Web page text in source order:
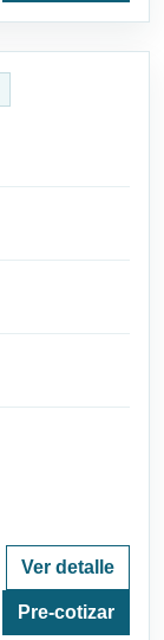
Ver detalle
Pre-cotizar